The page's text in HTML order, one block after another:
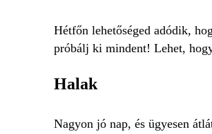
Hétfőn lehetőséged adódik,
próbálj ki mindent! Lehet,
Halak
Nagyon jó nap, és ügyesen